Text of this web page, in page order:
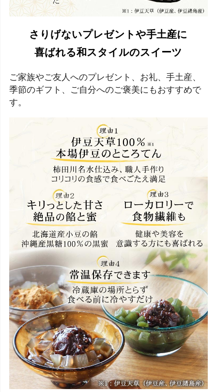
さりげないプレゼントや手土産に
喜ばれる和スタイルのスイーツ
ご家族やご友人へのプレゼント、お礼、手土産、
季節のギフト、ご自分へのご褒美にもおすすめで
す。